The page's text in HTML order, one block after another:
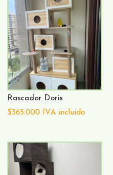
Rascador Doris
$365.000 IVA incluido